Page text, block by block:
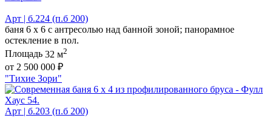
Арт | б.224 (п.б 200)
баня 6 х 6 с антресолью над банной зоной; панорамное
остекление в пол.
Площадь 32 м2
от 2 500 000 ₽
"Тихие Зори"
Арт | б.203 (п.б 200)